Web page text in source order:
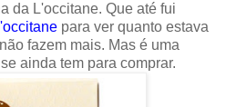
da L'occitane. Que até fui
para ver quanto estava
fazem mais. Mas é uma
ainda tem para comprar.